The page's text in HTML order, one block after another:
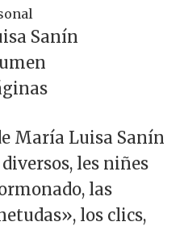
Sanín
María Luisa Sanín
les niñes
las
los clics,